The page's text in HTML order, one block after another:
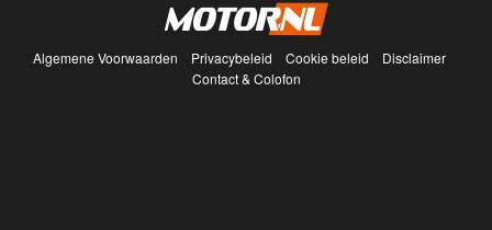
Algemene Voorwaarden Privacybeleid Cookie beleid
Disclaimer
Contact & Colofon